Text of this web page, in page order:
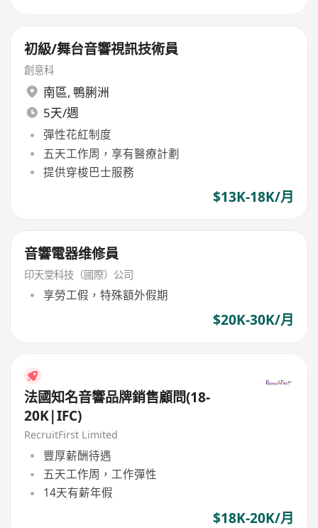
初級/舞台音響視訊技術員
創意科
南區, 鴨脷洲
5天/週
彈性花紅制度
五天工作周，享有醫療計劃
提供穿梭巴士服務
$13K-18K/月
音響電器维修員
印天堂科技（國際）公司
享勞工假，特殊額外假期
$20K-30K/月
法國知名音響品牌銷售顧問(18-
20K|IFC)
RecruitFirst Limited
豐厚薪酬待遇
五天工作周，工作彈性
14天有薪年假
$18K-20K/月